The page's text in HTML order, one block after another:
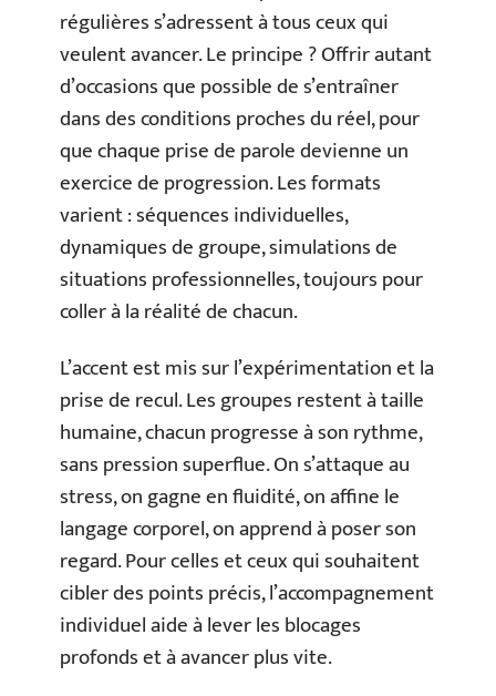
régulières s’adressent à tous ceux qui
veulent avancer. Le principe ? Offrir autant
d’occasions que possible de s’entraîner
dans des conditions proches du réel, pour
que chaque prise de parole devienne un
exercice de progression. Les formats
varient : séquences individuelles,
dynamiques de groupe, simulations de
situations professionnelles, toujours pour
coller à la réalité de chacun.
L’accent est mis sur l’expérimentation et la
prise de recul. Les groupes restent à taille
humaine, chacun progresse à son rythme,
sans pression superflue. On s’attaque au
stress, on gagne en fluidité, on affine le
langage corporel, on apprend à poser son
regard. Pour celles et ceux qui souhaitent
cibler des points précis, l’accompagnement
individuel aide à lever les blocages
profonds et à avancer plus vite.